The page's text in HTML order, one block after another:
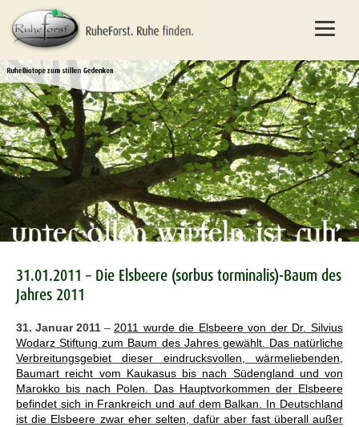
31.01.2011 – Die Elsbeere (sorbus torminalis)-Baum des
Jahres 2011
31. Januar 2011 – 2011 wurde die Elsbeere von der Dr. Silvius
Wodarz Stiftung zum Baum des Jahres gewählt. Das natürliche
Verbreitungsgebiet dieser eindrucksvollen, wärmeliebenden,
Baumart reicht vom Kaukasus bis nach Südengland und von
Marokko bis nach Polen. Das Hauptvorkommen der Elsbeere
befindet sich in Frankreich und auf dem Balkan. In Deutschland
ist die Elsbeere zwar eher selten, dafür aber fast überall außer